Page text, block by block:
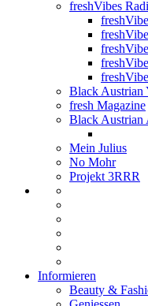
freshVibes
Black Austrian
fresh Magazine
Black Austrian
Mein Julius
No Mohr
Projekt 3RRR
Informieren
Beauty &